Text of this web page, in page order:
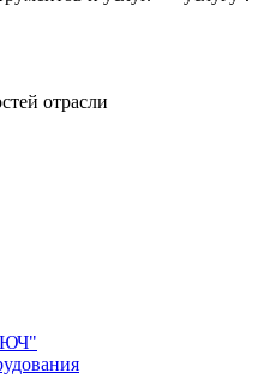
отрасли